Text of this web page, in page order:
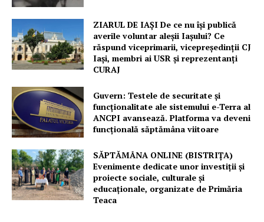
ZIARUL DE IAȘI De ce nu își publică
averile voluntar aleșii Iașului? Ce
răspund viceprimarii, vicepreședinții CJ
Iași, membri ai USR și reprezentanți
CURAJ
Guvern: Testele de securitate și
funcționalitate ale sistemului e-Terra al
ANCPI avansează. Platforma va deveni
funcțională săptămâna viitoare
SĂPTĂMÂNA ONLINE (BISTRIȚA)
Evenimente dedicate unor investiții și
proiecte sociale, culturale și
educaționale, organizate de Primăria
Teaca